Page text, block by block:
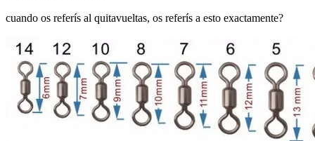
cuando os referís al quitavueltas, os referís a esto exactamente?